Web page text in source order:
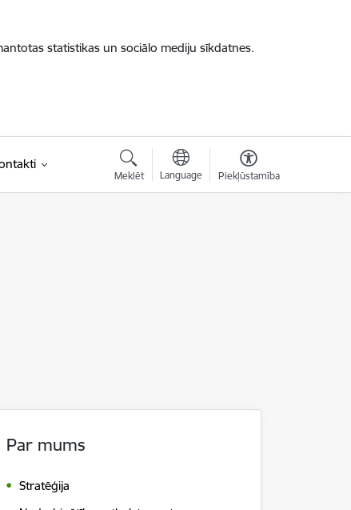
statistikas un sociālo mediju sīkdatnes.
Meklēt Language Piekļūstamība
Par mums
Stratēģija